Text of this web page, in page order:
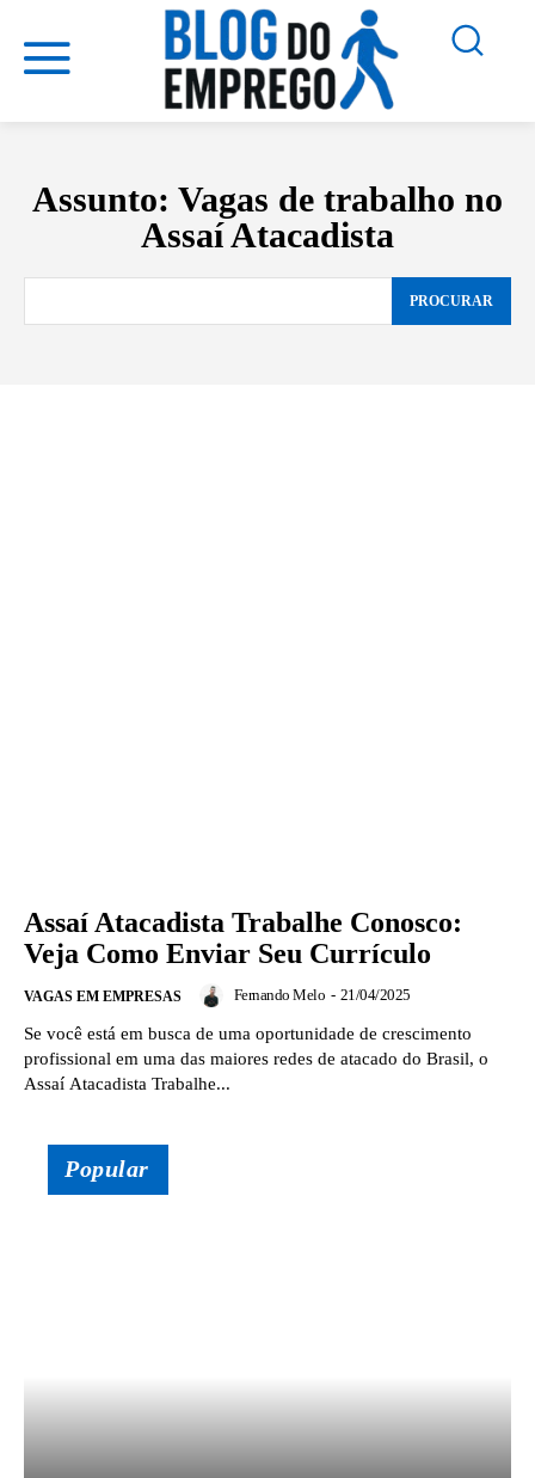
Assunto: Vagas de trabalho no
Assaí Atacadista
PROCURAR
Assaí Atacadista Trabalhe Conosco:
Veja Como Enviar Seu Currículo
VAGAS EM EMPRESAS Fernando Melo - 21/04/2025
Se você está em busca de uma oportunidade de crescimento
profissional em uma das maiores redes de atacado do Brasil, o
Assaí Atacadista Trabalhe...
Popular